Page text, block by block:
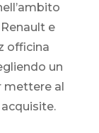
e
officina
un
mettere al